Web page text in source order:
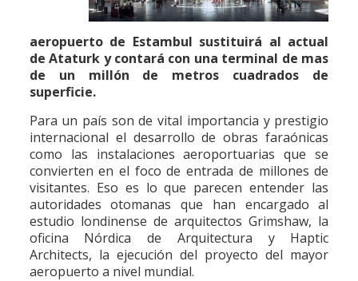
aeropuerto de Estambul sustituirá al actual
de Ataturk y contará con una terminal de mas
de un millón de metros cuadrados de
superficie.
Para un país son de vital importancia y prestigio
internacional el desarrollo de obras faraónicas
como las instalaciones aeroportuarias que se
convierten en el foco de entrada de millones de
visitantes. Eso es lo que parecen entender las
autoridades otomanas que han encargado al
estudio londinense de arquitectos Grimshaw, la
oficina Nórdica de Arquitectura y Haptic
Architects, la ejecución del proyecto del mayor
aeropuerto a nivel mundial.